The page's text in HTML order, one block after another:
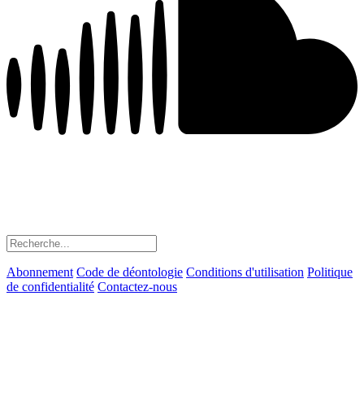
Abonnement Code de déontologie Conditions d'utilisation Politique
de confidentialité Contactez-nous